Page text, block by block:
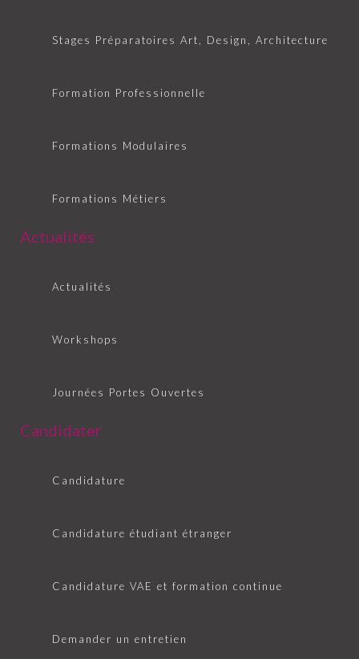
Stages Préparatoires Art, Design, Architecture
Formation Professionnelle
Formations Modulaires
Formations Métiers
Actualités
Actualités
Workshops
Journées Portes Ouvertes
Candidater
Candidature
Candidature étudiant étranger
Candidature VAE et formation continue
Demander un entretien